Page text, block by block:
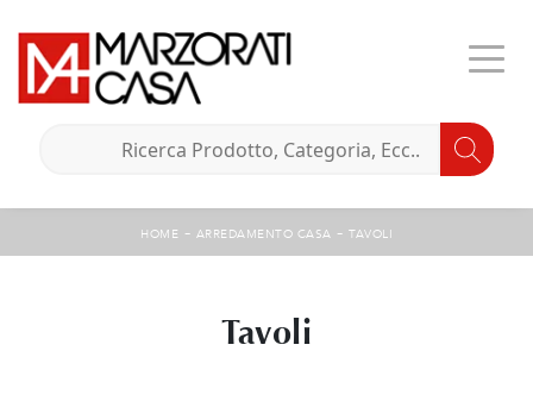
HOME - ARREDAMENTO CASA - TAVOLI
Tavoli